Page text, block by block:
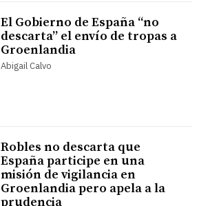
El Gobierno de España “no
descarta” el envío de tropas a
Groenlandia
Abigail Calvo
Robles no descarta que
España participe en una
misión de vigilancia en
Groenlandia pero apela a la
prudencia